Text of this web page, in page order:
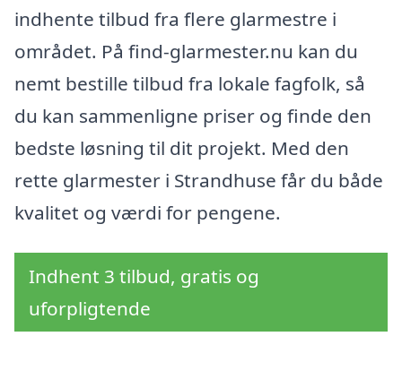
indhente tilbud fra flere glarmestre i
området. På find-glarmester.nu kan du
nemt bestille tilbud fra lokale fagfolk, så
du kan sammenligne priser og finde den
bedste løsning til dit projekt. Med den
rette glarmester i Strandhuse får du både
kvalitet og værdi for pengene.
Indhent 3 tilbud, gratis og
uforpligtende